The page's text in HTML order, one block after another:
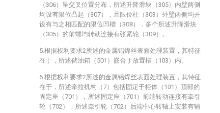
（306）呈交叉位置分布，所述升降滑块（305）内壁两侧
均设有限位凸起（307），且限位柱（303）外壁两侧均开
设有与之相匹配的限位凹槽（308），多个所述升降滑块
（305）的前端均转动连接有张紧轮（309）。
5.根据权利要求2所述的金属铝焊丝表面处理装置，其特征
在于，所述储油箱（501）嵌合于放置槽（103）内。
6.根据权利要求2所述的金属铝焊丝表面处理装置，其特征
在于，所述牵拉机构（7）包括固定于柜体（101）顶部的
固定座（701），所述固定座（701）前端转动连接有牵引
轮（702），所述牵引轮（702）后端中心转轴上安装有辅